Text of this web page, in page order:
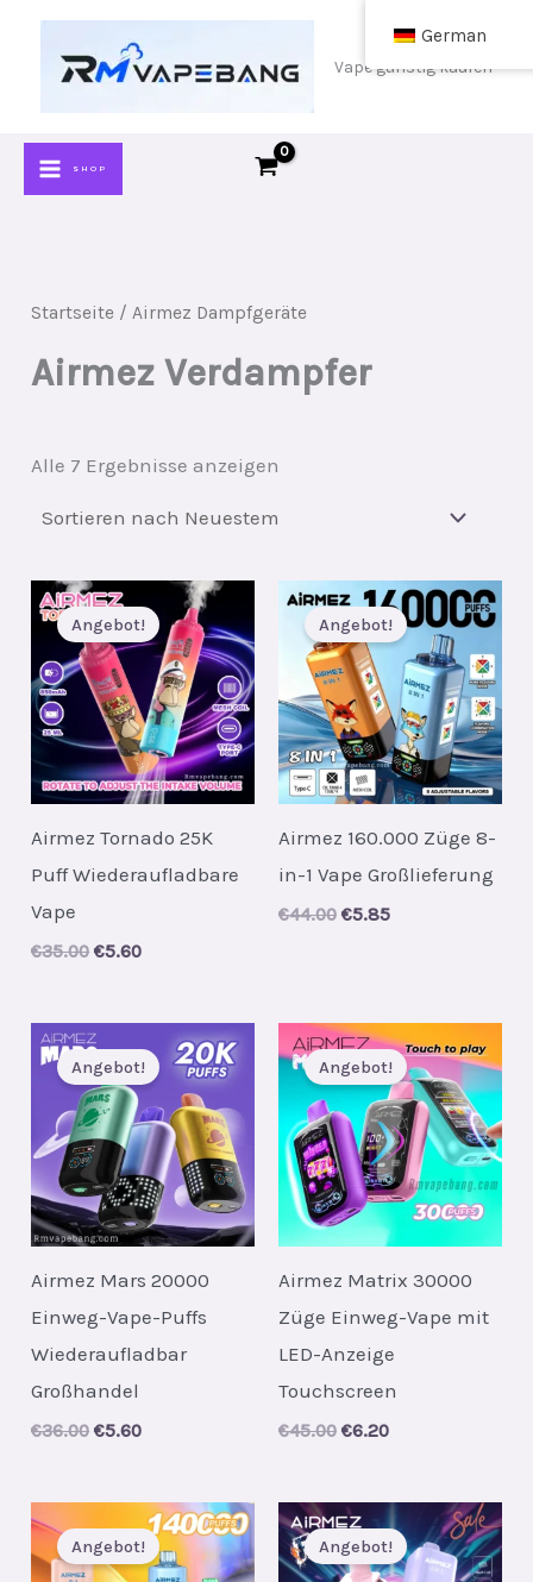
Zum
springen
Vape günstig kaufen
SHOP
Startseite / Airmez Dampfgeräte
Airmez Verdampfer
Alle 7 Ergebnisse anzeigen
Angebot!
Airmez Tornado 25K
Puff Wiederaufladbare
Vape
€35.00 Original
€35.00.
€5.60Current
€5.60.
Angebot!
Airmez 160.000 Züge 8-
in-1 Vape Großlieferung
€44.00 Original
€5.85Current
Angebot!
Airmez Mars 20000
Einweg-Vape-Puffs
Wiederaufladbar
Großhandel
€36.00 Original
€36.00.
€5.60Current
€5.60.
Angebot!
Airmez Matrix 30000
Züge Einweg-Vape mit
LED-Anzeige
Touchscreen
€45.00 Original
€45.00.
€6.20Current
€6.20.
Angebot! Angebot!
German